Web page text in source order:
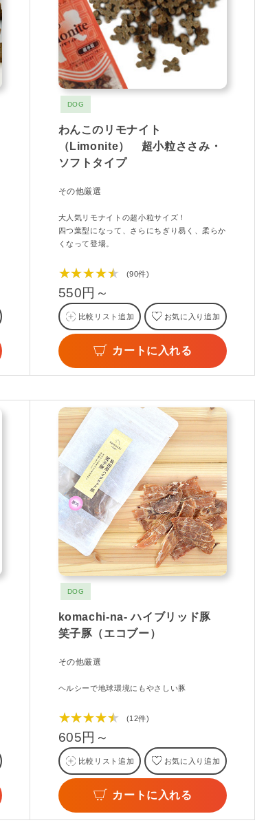
DOG
わんこのリモナイト
（Limonite） 超小粒ささみ・
ソフトタイプ
その他厳選
大人気リモナイトの超小粒サイズ！
四つ葉型になって、さらにちぎり易く、柔らか
くなって登場。
★★★★★ (90件)
550円～
比較リスト追加 お気に入り追加
カートに入れる
DOG
komachi-na- ハイブリッド豚
笑子豚（エコブー）
その他厳選
ヘルシーで地球環境にもやさしい豚
★★★★★ (12件)
605円～
比較リスト追加 お気に入り追加
カートに入れる